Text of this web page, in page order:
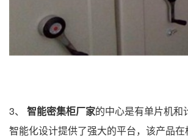
3、 智能密集柜厂家的中心是有单片机和
智能化设计提供了强大的平台，该产品